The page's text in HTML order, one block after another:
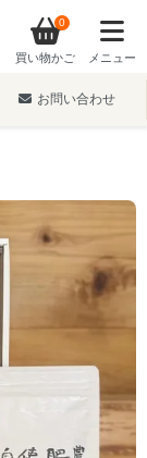
買い物かご
0
メニュー
お問い合わせ